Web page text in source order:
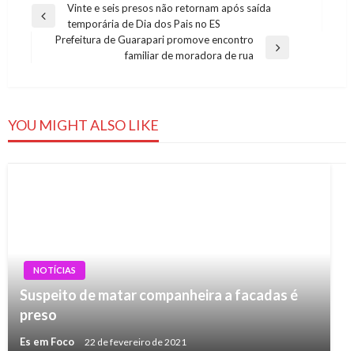
Navegação
Previous
Vinte e seis presos não retornam após saída
temporária de Dia dos Pais no ES
Prefeitura de Guarapari promove encontro
familiar de moradora de rua
YOU MIGHT ALSO LIKE
NOTÍCIAS
Suspeito de matar companheira a facadas é
preso
Es em Foco 22 de fevereiro de 2021